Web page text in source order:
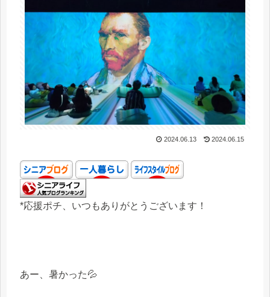
2024.06.13 2024.06.15
*応援ポチ、いつもありがとうございます！
あー、暑かった💦